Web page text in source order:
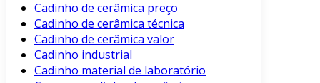
Cadinho de cerâmica preço
Cadinho de cerâmica técnica
Cadinho de cerâmica valor
Cadinho industrial
Cadinho material de laboratório